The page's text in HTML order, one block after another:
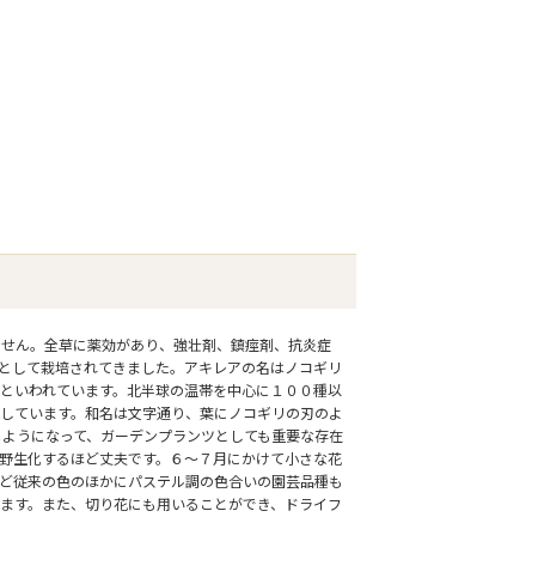
ん。全草に薬効があり、強壮剤、鎮痙剤、抗炎症
して栽培されてきました。アキレアの名はノコギリ
いわれています。北半球の温帯を中心に１００種以
ています。和名は文字通り、葉にノコギリの刃のよ
うになって、ガーデンプランツとしても重要な存在
生化するほど丈夫です。６～７月にかけて小さな花
従来の色のほかにパステル調の色合いの園芸品種も
す。また、切り花にも用いることができ、ドライフ